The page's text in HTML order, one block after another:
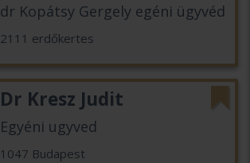
dr Kopátsy Gergely egéni ügyvéd
2111 erdőkertes
Dr Kresz Judit
Egyéni ugyved
1047 Budapest